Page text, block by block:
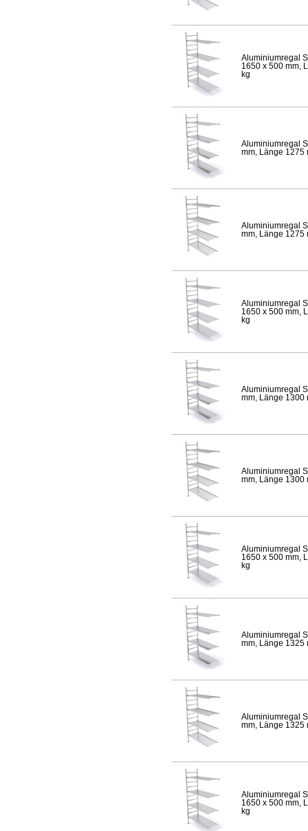
Aluminiumregal
1650 x 500 mm,
kg
Aluminiumregal
mm, Länge 1275
Aluminiumregal
mm, Länge 1275
Aluminiumregal
1650 x 500 mm,
kg
Aluminiumregal
mm, Länge 1300
Aluminiumregal
mm, Länge 1300
Aluminiumregal
1650 x 500 mm,
kg
Aluminiumregal
mm, Länge 1325
Aluminiumregal
mm, Länge 1325
Aluminiumregal
1650 x 500 mm,
kg